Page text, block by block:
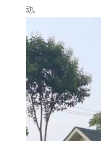
动。